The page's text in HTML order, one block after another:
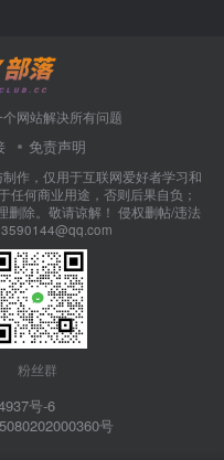
网站解决所有问题
免责声明
作，仅用于互联网爱好者学习和
任何商业用途，否则后果自负；
删除。敬请谅解！ 侵权删帖/违法
粉丝群
号-6
号